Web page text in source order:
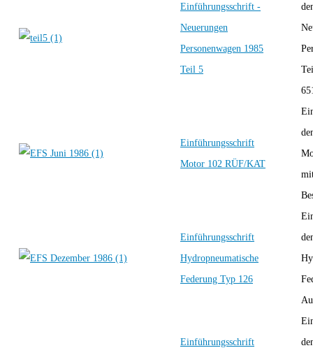
Einführungsschrift -
Neuerungen
Personenwagen 1985
Teil 5
Einführungsschrift
Motor 102 RÜF/KAT
Einführungsschrift
Hydropneumatische
Federung Typ 126
Einführungsschrift